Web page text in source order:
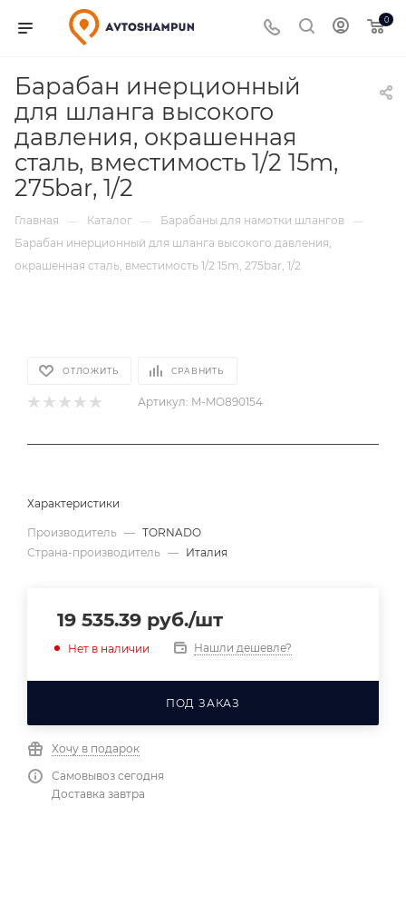
0
Барабан инерционный
для шланга высокого
давления, окрашенная
сталь, вместимость 1/2 15m,
275bar, 1/2
Главная — Каталог — Барабаны для намотки шлангов —
Барабан инерционный для шланга высокого давления,
окрашенная сталь, вместимость 1/2 15m, 275bar, 1/2
ОТЛОЖИТЬ СРАВНИТЬ
Артикул: M-MO890154
Характеристики
Производитель — TORNADO
Страна-производитель — Италия
19 535.39 руб./шт
Нет в наличии Нашли дешевле?
ПОД ЗАКАЗ
Хочу в подарок
Самовывоз сегодня
Доставка завтра